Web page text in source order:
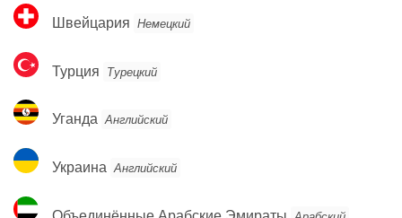
Швейцария
Швейцария Немецкий
Турция
Турция Турецкий
Уганда
Уганда Английский
Украина
Украина Английский
Объединённые